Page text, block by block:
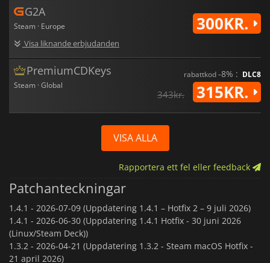
G2A
Steam · Europe
Visa liknande erbjudanden
300KR.
PremiumCDKeys
Steam · Global
rabattkod-8% : DLC8
343kr. 315KR.
VISA ALLA
Rapportera ett fel eller feedback
Patchanteckningar
1.4.1 - 2026-07-09 (Uppdatering 1.4.1 – Hotfix 2 – 9 juli 2026)
1.4.1 - 2026-06-30 (Uppdatering 1.4.1 Hotfix - 30 juni 2026
(Linux/Steam Deck))
1.3.2 - 2026-04-21 (Uppdatering 1.3.2 - Steam macOS Hotfix -
21 april 2026)